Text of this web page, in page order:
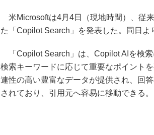
米Microsoftは4月4日（現地時間）、従
た「Copilot Search」を発表した。同日よ
「Copilot Search」は、Copilot AIを検索
検索キーワードに応じて重要なポイント
連性の高い豊富なデータが提供され、回
されており、引用元へ容易に移動できる。